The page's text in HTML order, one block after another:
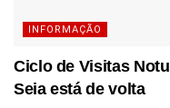
INFORMAÇÃO
Ciclo de Visitas
Seia está de volta